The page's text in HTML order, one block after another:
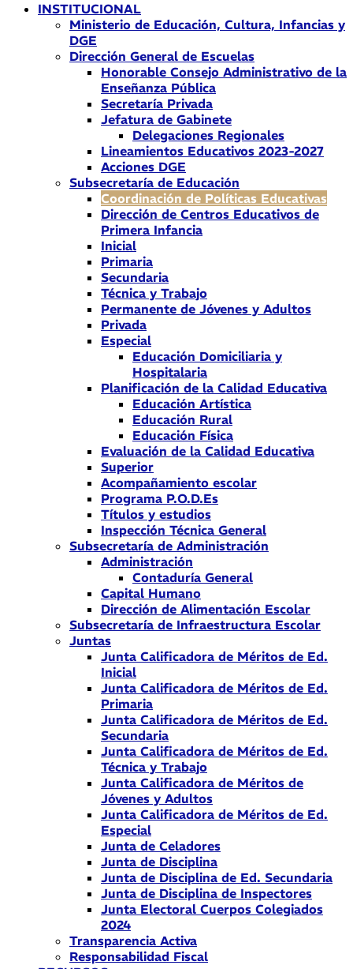
INSTITUCIONAL
Ministerio de Educación, Cultura, Infancias y
DGE
Dirección General de Escuelas
Honorable Consejo Administrativo de la
Enseñanza Pública
Secretaría Privada
Jefatura de Gabinete
Delegaciones Regionales
Lineamientos Educativos 2023-2027
Acciones DGE
Subsecretaría de Educación
Coordinación de Políticas Educativas
Dirección de Centros Educativos de
Primera Infancia
Inicial
Primaria
Secundaria
Técnica y Trabajo
Permanente de Jóvenes y Adultos
Privada
Especial
Educación Domiciliaria y
Hospitalaria
Planificación de la Calidad Educativa
Educación Artística
Educación Rural
Educación Física
Evaluación de la Calidad Educativa
Superior
Acompañamiento escolar
Programa P.O.D.Es
Títulos y estudios
Inspección Técnica General
Subsecretaría de Administración
Administración
Contaduría General
Capital Humano
Dirección de Alimentación Escolar
Subsecretaría de Infraestructura Escolar
Juntas
Junta Calificadora de Méritos de Ed.
Inicial
Junta Calificadora de Méritos de Ed.
Primaria
Junta Calificadora de Méritos de Ed.
Secundaria
Junta Calificadora de Méritos de Ed.
Técnica y Trabajo
Junta Calificadora de Méritos de
Jóvenes y Adultos
Junta Calificadora de Méritos de Ed.
Especial
Junta de Celadores
Junta de Disciplina
Junta de Disciplina de Ed. Secundaria
Junta de Disciplina de Inspectores
Junta Electoral Cuerpos Colegiados
2024
Transparencia Activa
Responsabilidad Fiscal